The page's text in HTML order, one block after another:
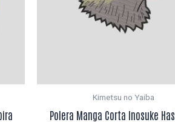
Kimetsu no Yaiba
Polera Manga Corta Inosuke